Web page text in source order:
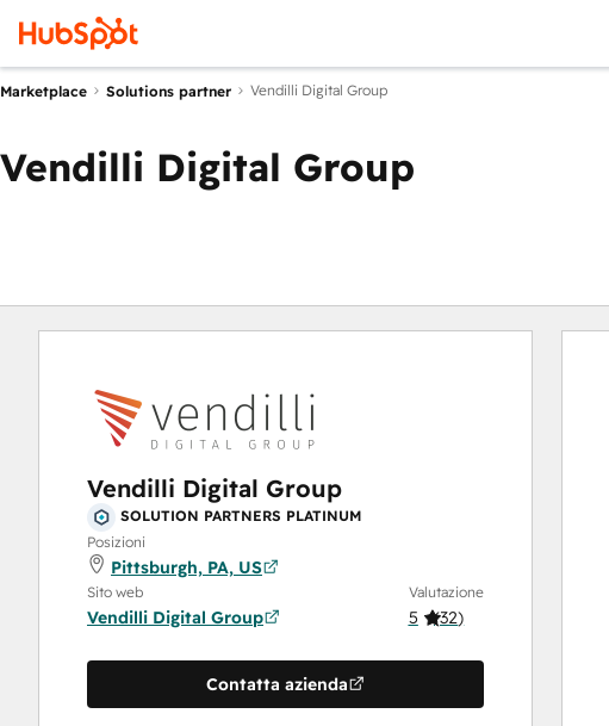
Marketplace Solutions partner Vendilli Digital Group
Vendilli Digital Group
Vendilli Digital Group
SOLUTION PARTNERS PLATINUM
Posizioni
Pittsburgh, PA, US
Sito web
Vendilli Digital Group
Valutazione
5 (32)
Contatta azienda